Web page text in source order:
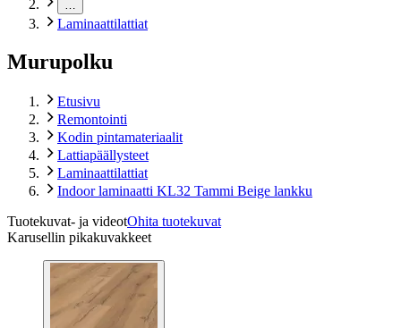
Laminaattilattiat
Murupolku
Etusivu
Remontointi
Kodin pintamateriaalit
Lattiapäällysteet
Laminaattilattiat
Indoor laminaatti KL32 Tammi Beige lankku
Tuotekuvat- ja videotOhita tuotekuvat
Karusellin pikakuvakkeet